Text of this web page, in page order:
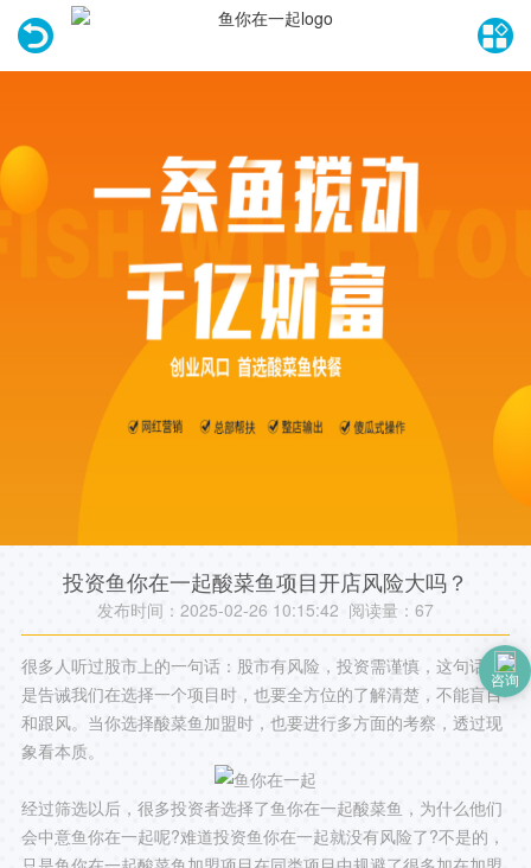
投资鱼你在一起酸菜鱼项目开店风险大吗？
发布时间：2025-02-26 10:15:42 阅读量： 67
很多人听过股市上的一句话：股市有风险，投资需谨慎，这句话就
是告诫我们在选择一个项目时，也要全方位的了解清楚，不能盲目
和跟风。当你选择酸菜鱼加盟时，也要进行多方面的考察，透过现
象看本质。
经过筛选以后，很多投资者选择了鱼你在一起酸菜鱼，为什么他们
会中意鱼你在一起呢?难道投资鱼你在一起就没有风险了?不是的，
咨询